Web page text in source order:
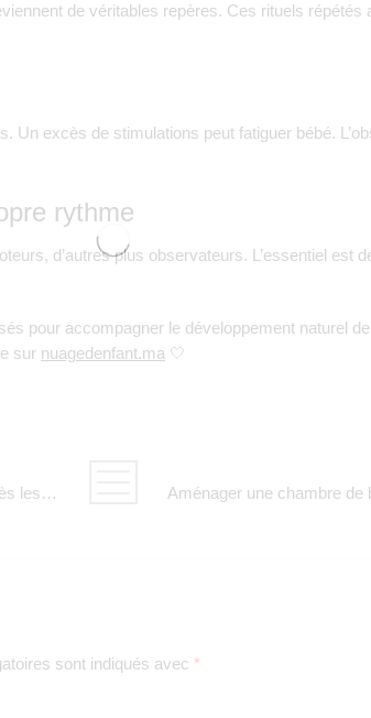
de véritables repères. Ces rituels
Un excès de stimulations peut fatiguer bébé.
rythme
d’autres plus observateurs. L’essentiel est
pour accompagner le développement naturel
sur nuagedenfant.ma 🤍
Créer un lien d’attachement sécurisant avec bébé dès les premiers jours
sont indiqués avec *